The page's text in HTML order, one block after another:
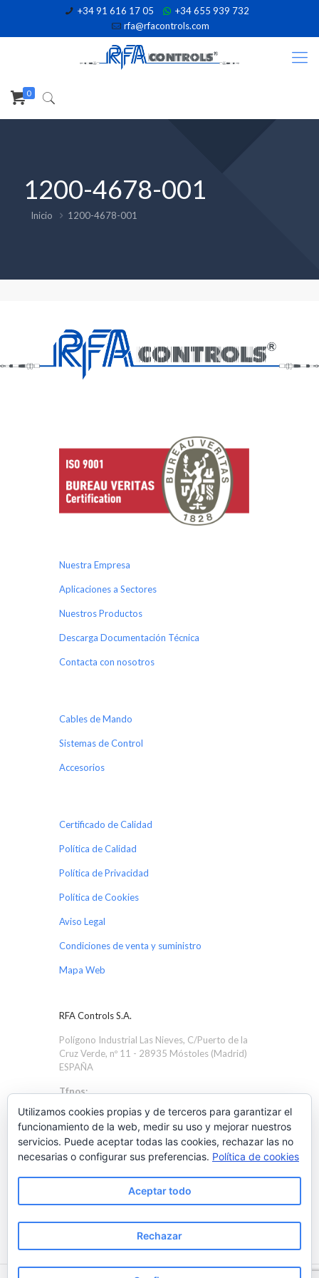
+34 91 616 17 05
+34 655 939 732
rfa@rfacontrols.com
0
1200-4678-001
Inicio 1200-4678-001
Nuestra Empresa
Aplicaciones a Sectores
Nuestros Productos
Descarga Documentación Técnica
Contacta con nosotros
Cables de Mando
Sistemas de Control
Accesorios
Certificado de Calidad
Política de Calidad
Política de Privacidad
Política de Cookies
Aviso Legal
Condiciones de venta y suministro
Mapa Web
RFA Controls S.A.
Polígono Industrial Las Nieves, C/Puerto de la
Cruz Verde, nº 11 - 28935 Móstoles (Madrid)
ESPAÑA
Tfnos:
+34 91 616 1705
+34 91 616 4586
Email:
rfa@rfacontrols.com
Utilizamos cookies propias y de terceros para garantizar el
funcionamiento de la web, medir su uso y mejorar nuestros
servicios. Puede aceptar todas las cookies, rechazar las no
necesarias o configurar sus preferencias. Política de cookies
Aceptar todo
Rechazar